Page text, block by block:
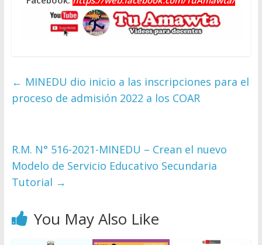
← MINEDU dio inicio a las inscripciones para el
proceso de admisión 2022 a los COAR
R.M. N° 516-2021-MINEDU – Crean el nuevo
Modelo de Servicio Educativo Secundaria
Tutorial →
You May Also Like